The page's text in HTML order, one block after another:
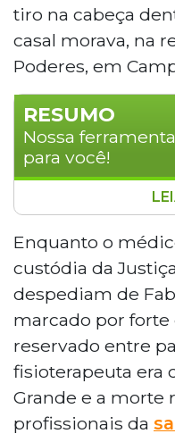
tiro na cabeça
casal morava, na
Poderes, em
RESUMO
Nossa
para você!
Cardiologista
anos, permanece
de custódia em
crimes de posse
fraude
de sua esposa, a
Marcotti, de 51
na cabeça na
investiga
identificar
médico e
Enquanto o
custódia da
despediam de
marcado por
reservado entre
fisioterapeuta era
Grande e a morte
profissionais da